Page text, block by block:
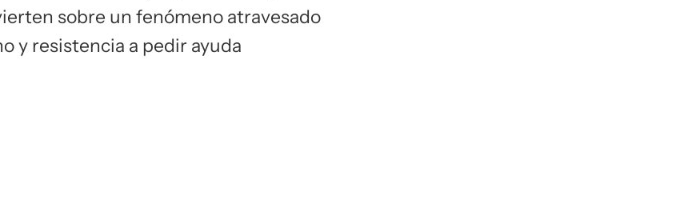
sobre un fenómeno atravesado
y resistencia a pedir ayuda